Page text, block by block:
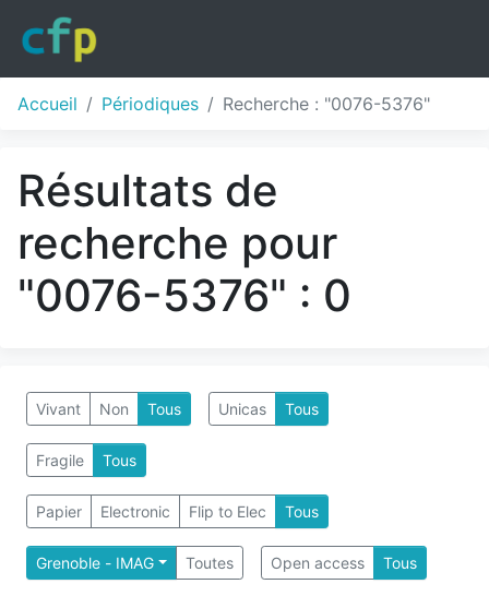
Accueil Périodiques Recherche : "0076-5376"
Résultats de
recherche pour
"0076-5376" : 0
Vivant Non Tous Unicas Tous
Fragile Tous
Papier Electronic Flip to Elec Tous
Grenoble - IMAG Toutes Open access Tous